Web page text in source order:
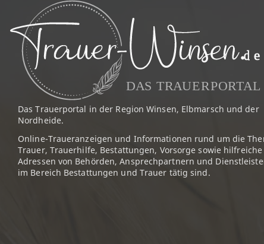
Das Trauerportal in der Region Winsen, Elbmarsch und der
Nordheide.
Online-Traueranzeigen und Informationen rund um die
Trauer, Trauerhilfe, Bestattungen, Vorsorge sowie hilfreiche
Adressen von Behörden, Ansprechpartnern und
im Bereich Bestattungen und Trauer tätig sind.